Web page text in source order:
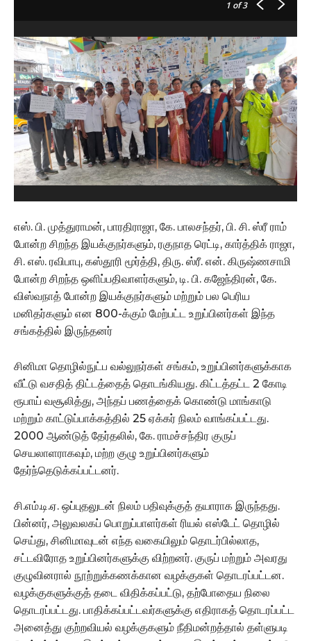
1 of 3
எஸ். பி. முத்துராமன், பாரதிராஜா, கே. பாலசந்தர், பி. சி. ஸ்ரீ ராம்
போன்ற சிறந்த இயக்குநர்களும், ரகுநாத ரெட்டி, கார்த்திக் ராஜா,
சி. எஸ். ரவிபாபு, கஸ்தூரி மூர்த்தி, திரு. ஸ்ரீ. என். கிருஷ்ணசாமி
போன்ற சிறந்த ஒளிப்பதிவாளர்களும், டி. பி. கஜேந்திரன், கே.
விஸ்வநாத் போன்ற இயக்குநர்களும் மற்றும் பல பெரிய
மனிதர்களும் என 800-க்கும் மேற்பட்ட உறுப்பினர்கள் இந்த
சங்கத்தில் இருந்தனர்
சினிமா தொழில்நுட்ப வல்லுநர்கள் சங்கம், உறுப்பினர்களுக்காக
வீட்டு வசதித் திட்டத்தைத் தொடங்கியது. கிட்டத்தட்ட 2 கோடி
ரூபாய் வசூலித்து, அந்தப் பணத்தைக் கொண்டு மாங்காடு
மற்றும் காட்டுப்பாக்கத்தில் 25 ஏக்கர் நிலம் வாங்கப்பட்டது.
2000 ஆண்டுத் தேர்தலில், கே. ராமச்சந்திர குருப்
செயலாளராகவும், மற்ற குழு உறுப்பினர்களும்
தேர்ந்தெடுக்கப்பட்டனர்.
சி.எம்.டி.ஏ. ஒப்புதலுடன் நிலம் பதிவுக்குத் தயாராக இருந்தது.
பின்னர், அலுவலகப் பொறுப்பாளர்கள் ரியல் எஸ்டேட் தொழில்
செய்து, சினிமாவுடன் எந்த வகையிலும் தொடர்பில்லாத,
சட்டவிரோத உறுப்பினர்களுக்கு விற்றனர். குருப் மற்றும் அவரது
குழுவினரால் நூற்றுக்கணக்கான வழக்குகள் தொடரப்பட்டன.
வழக்குகளுக்குத் தடை விதிக்கப்பட்டு, தற்போதைய நிலை
தொடரப்பட்டது. பாதிக்கப்பட்டவர்களுக்கு எதிராகத் தொடரப்பட்ட
அனைத்து குற்றவியல் வழக்குகளும் நீதிமன்றத்தால் தள்ளுபடி